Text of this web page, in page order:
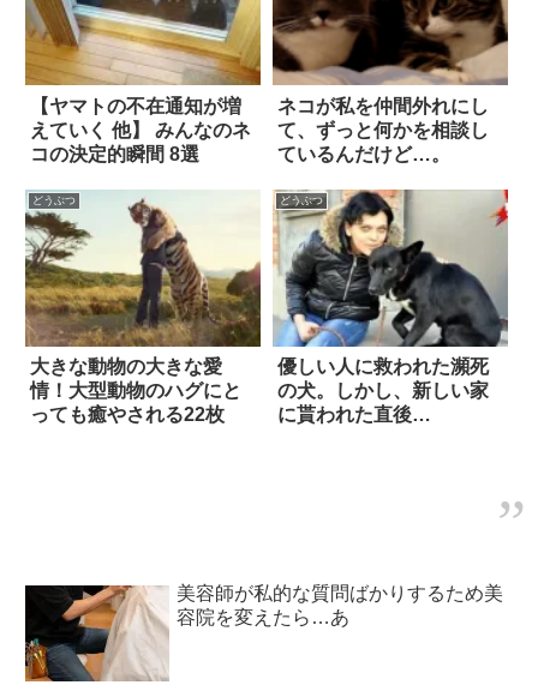
【ヤマトの不在通知が増
えていく 他】 みんなのネ
コの決定的瞬間 8選
ネコが私を仲間外れにし
て、ずっと何かを相談し
ているんだけど…。
どうぶつ
大きな動物の大きな愛
情！大型動物のハグにと
っても癒やされる22枚
どうぶつ
優しい人に救われた瀕死
の犬。しかし、新しい家
に貰われた直後…
美容師が私的な質問ばかりするため美
容院を変えたら…あ